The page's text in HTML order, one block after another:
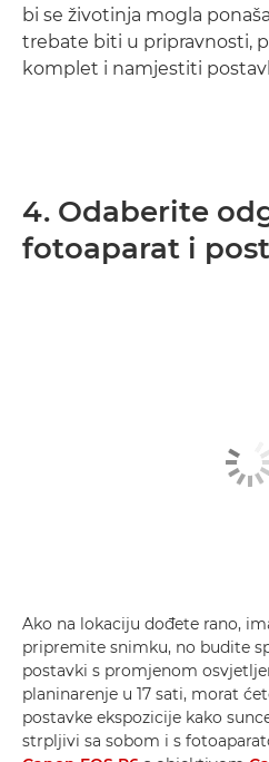
bi se životinja mogla
trebate biti u pripravnosti,
komplet i namjestiti
4. Odaberite
fotoaparat i
Ako na lokaciju dođete rano,
pripremite snimku, no budite
postavki s promjenom
planinarenje u 17 sati, morat
postavke ekspozicije kako
strpljivi sa sobom i s